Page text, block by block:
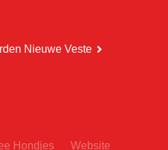
Nieuwe Veste
Hondjes Website